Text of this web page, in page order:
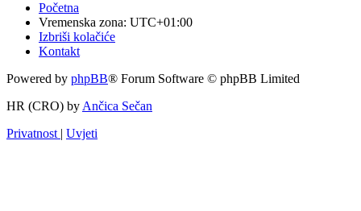
Početna
Vremenska zona: UTC+01:00
Izbriši kolačiće
Kontakt
Powered by phpBB® Forum Software © phpBB Limited
HR (CRO) by Ančica Sečan
Privatnost | Uvjeti